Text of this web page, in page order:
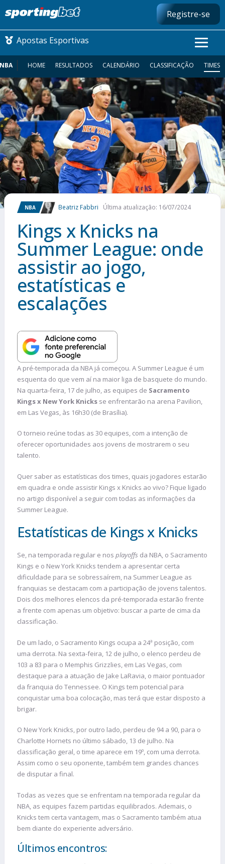
Registre-se
Apostas Esportivas
CONMEBOL LIBERTADORES
FUTEBOL NACIONAL
FUTEBOL INTERNACIONAL
COMO APOSTAR
MAIS ESPORTES
NBA HOME RESULTADOS CALENDÁRIO CLASSIFICAÇÃO TIMES
NBA Beatriz Fabbri Última atualização: 16/07/2024
Kings x Knicks na
Summer League: onde
assistir ao jogo,
estatísticas e
escalações
A pré-temporada da NBA já começou. A Summer League é um
esquenta do que vem aí na maior liga de basquete do mundo.
Na quarta-feira, 17 de julho, as equipes de Sacramento
Kings x New York Knicks se enfrentarão na arena Pavilion,
em Las Vegas, às 16h30 (de Brasília).
O torneio reúne todas as 30 equipes, com a intenção de
oferecer oportunidades aos jovens de mostrarem o seu
talento.
Quer saber as estatísticas dos times, quais jogadores estarão
em quadra e onde assistir Kings x Knicks ao vivo? Fique ligado
no artigo disponível a seguir com todas as informações da
Summer League.
Estatísticas de Kings x Knicks
Se, na temporada regular e nos playoffs da NBA, o Sacramento
Kings e o New York Knicks tendem a apresentar certa
dificuldade para se sobressaírem, na Summer League as
franquias se destacam com a participação de jovens talentos.
Dois dos melhores elencos da pré-temporada estarão frente
a frente com apenas um objetivo: buscar a parte de cima da
classificação.
De um lado, o Sacramento Kings ocupa a 24ª posição, com
uma derrota. Na sexta-feira, 12 de julho, o elenco perdeu de
103 a 83 para o Memphis Grizzlies, em Las Vegas, com
destaque para a atuação de Jake LaRavia, o maior pontuador
da franquia do Tennessee. O Kings tem potencial para
conquistar uma boa colocação, mas terá que estar disposto a
brigar.
O New York Knicks, por outro lado, perdeu de 94 a 90, para o
Charlotte Hornets no último sábado, 13 de julho. Na
classificação geral, o time aparece em 19º, com uma derrota.
Assim como o seu oponente, também tem grandes chances
de disputar a final.
Todas as vezes que se enfrentam na temporada regular da
NBA, as equipes fazem partidas equilibrados. Ademais, o
Knicks tem certa vantagem, mas o Sacramento também atua
bem diante do experiente adversário.
Últimos encontros: